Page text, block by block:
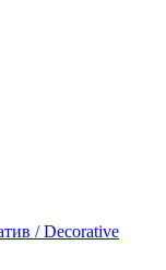
/ Decorative